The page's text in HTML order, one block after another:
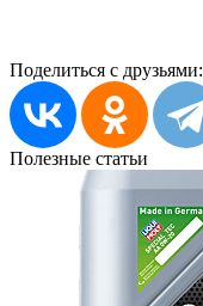
Поделиться с друзьями:
Полезные статьи